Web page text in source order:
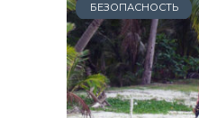
БЕЗОПАСНОСТЬ